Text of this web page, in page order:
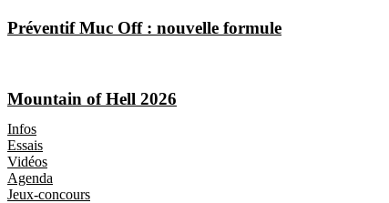
Préventif Muc Off : nouvelle formule
Mountain of Hell 2026
Infos
Essais
Vidéos
Agenda
Jeux-concours